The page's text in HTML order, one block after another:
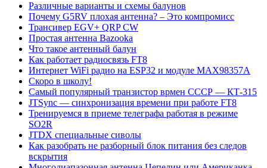
Различные варианты и схемы балунов
Почему G5RV плохая антенна? – Это компромисс
Трансивер EGV+ QRP CW
Простая антенна Bazooka
Что такое антенный балун
Как работает радиосвязь FT8
Интернет WiFi радио на ESP32 и модуле MAX98357A
Скоро в школу!
Самый популярный транзистор врмен СССР — КТ-315
JTSync — синхронизация времени при работе FT8
Тренируемся в приеме телеграфа работая в режиме
SO2R
JTDX специальные сиволы
Как разобрать не разборный блок питания без следов
вскрытия